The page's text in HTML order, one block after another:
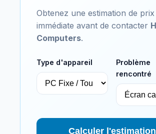
Obtenez une estimation de prix
immédiate avant de contacter
Computers.
Type d'appareil
Problème
rencontré
Calculer l'estimation